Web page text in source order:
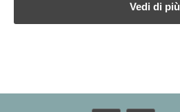
Vedi di più